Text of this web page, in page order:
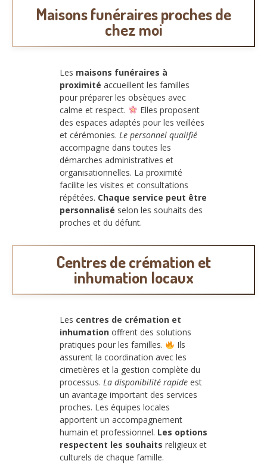
Maisons funéraires proches de
chez moi
Les maisons funéraires à
proximité accueillent les familles
pour préparer les obsèques avec
calme et respect.
Elles proposent
des espaces adaptés pour les veillées
et cérémonies. Le personnel qualifié
accompagne dans toutes les
démarches administratives et
organisationnelles. La proximité
facilite les visites et consultations
répétées. Chaque service peut être
personnalisé selon les souhaits des
proches et du défunt.
Centres de crémation et
inhumation locaux
Les centres de crémation et
inhumation offrent des solutions
pratiques pour les familles.
Ils
assurent la coordination avec les
cimetières et la gestion complète du
processus. La disponibilité rapide est
un avantage important des services
proches. Les équipes locales
apportent un accompagnement
humain et professionnel. Les options
respectent les souhaits religieux et
culturels de chaque famille.